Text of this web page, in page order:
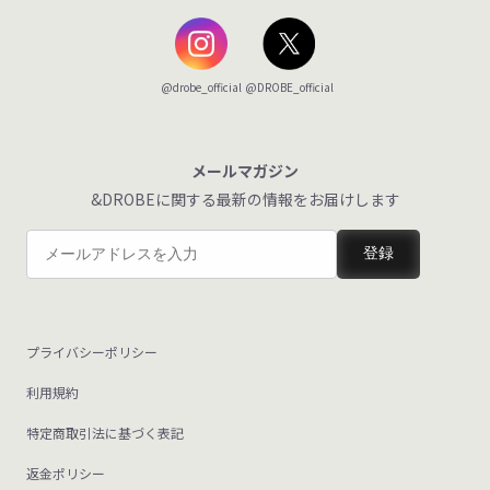
@drobe_official @DROBE_official
メールマガジン
&DROBEに関する最新の情報をお届けします
登録
プライバシーポリシー
利用規約
特定商取引法に基づく表記
返金ポリシー